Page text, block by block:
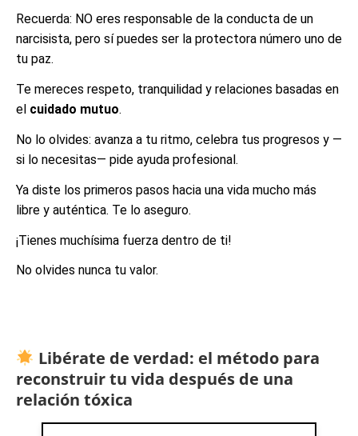
Recuerda: NO eres responsable de la conducta de un
narcisista, pero sí puedes ser la protectora número uno de
tu paz.
Te mereces respeto, tranquilidad y relaciones basadas en
el cuidado mutuo.
No lo olvides: avanza a tu ritmo, celebra tus progresos y —
si lo necesitas— pide ayuda profesional.
Ya diste los primeros pasos hacia una vida mucho más
libre y auténtica. Te lo aseguro.
¡Tienes muchísima fuerza dentro de ti!
No olvides nunca tu valor.
Libérate de verdad: el método para
reconstruir tu vida después de una
relación tóxica